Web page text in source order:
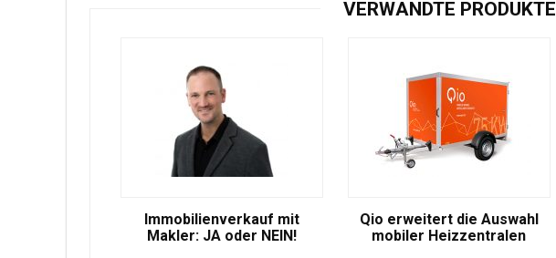
VERWANDTE PRODUKTE
Immobilienverkauf mit
Makler: JA oder NEIN!
Qio erweitert die Auswahl
mobiler Heizzentralen